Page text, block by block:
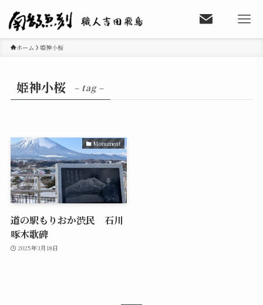
ホーム 姫神小桜
姫神小桜 – tag –
Monument
道の駅もりおか渋民 石川
啄木歌碑
2025年3月18日